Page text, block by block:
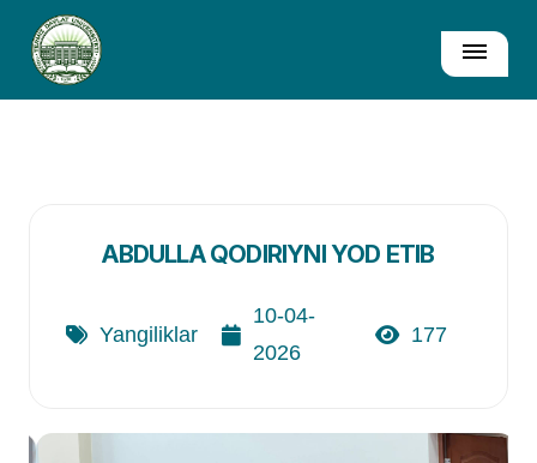
ABDULLA QODIRIYNI YOD ETIB
Yangiliklar
10-04-
2026
177